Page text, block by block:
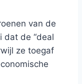
van de
dat de “deal
ze toegaf